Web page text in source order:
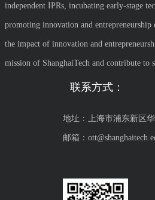
independent IPRs, incubating early-stage
promoting innovation and entrepreneurship
the impact of innovation and
mission of ShanghaiTech and contribute to
联系方
地址：上海市浦东新区
邮箱：